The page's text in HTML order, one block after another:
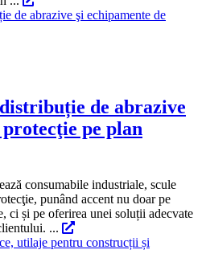
de abrazive
pe plan
consumabile industriale, scule
punând accent nu doar pe
ci și pe oferirea unei soluții adecvate
...